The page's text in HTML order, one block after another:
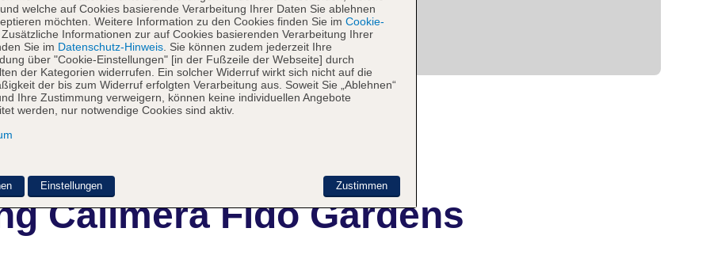
Calimera Fido Gardens
welche auf Cookies basierende Verarbeitung Ihrer Daten Sie ablehnen
möchten. Weitere Information zu den Cookies finden Sie im Cookie-
. Zusätzliche Informationen zur auf Cookies basierenden Verarbeitung Ihrer
Sie im Datenschutz-Hinweis . Sie können zudem jederzeit Ihre
über "Cookie-Einstellungen" [in der Fußzeile der Webseite] durch
der Kategorien widerrufen. Ein solcher Widerruf wirkt sich nicht auf die
der bis zum Widerruf erfolgten Verarbeitung aus. Soweit Sie „Ablehnen“
Ihre Zustimmung verweigern, können keine individuellen Angebote
werden, nur notwendige Cookies sind aktiv.
Zustimmen
Einstellungen